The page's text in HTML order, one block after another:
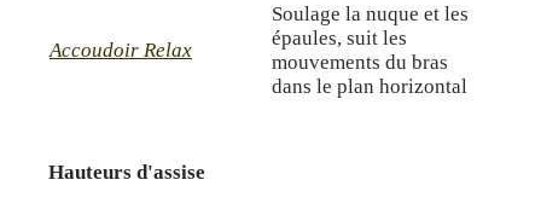
Accoudoir Relax
Soulage la nuque et les
épaules, suit les
mouvements du bras
dans le plan horizontal
Hauteurs d'assise